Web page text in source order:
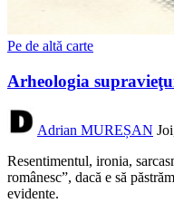
Pe de altă carte
Arheologia
Adrian MUREȘAN
Resentimentul, ironia,
românesc”, dacă e să
evidente.